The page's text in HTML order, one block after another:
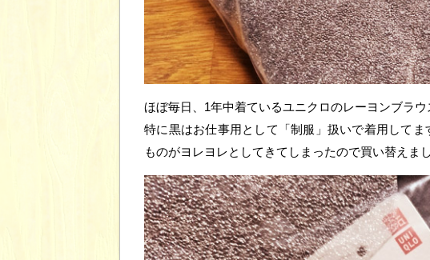
ほぼ毎日、1年中着ているユニクロのレーヨンブラウ
特に黒はお仕事用として「制服」扱いで着用して
ものがヨレヨレとしてきてしまったので買い替えまし